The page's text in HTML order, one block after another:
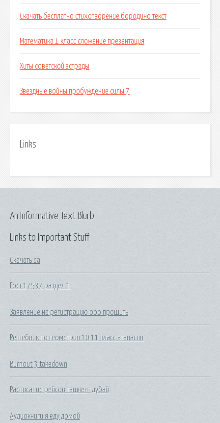
Скачать бесплатно стихотворение бородино текст
Математика 1 класс сложение презентация
Хиты советской эстрады
Звездные войны пробуждение силы 7
Links
Links to Important Stuff
Скачать da
Гост 17537 раздел 1
Заявление на регистрацию ооо прошить
Решебник по геометрия 10 11 класс атанасян
Burnout 3 takedown
Расписание рейсов ташкент дубай
Аудиокниги я еду домой
An Informative Text Blurb